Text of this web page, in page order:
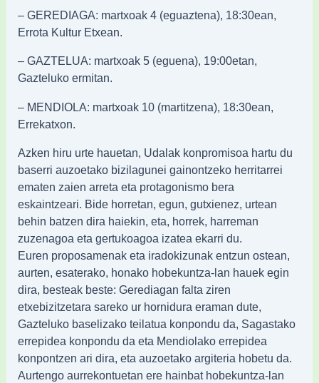
– GEREDIAGA: martxoak 4 (eguaztena), 18:30ean,
Errota Kultur Etxean.
– GAZTELUA: martxoak 5 (eguena), 19:00etan,
Gazteluko ermitan.
– MENDIOLA: martxoak 10 (martitzena), 18:30ean,
Errekatxon.
Azken hiru urte hauetan, Udalak konpromisoa hartu du
baserri auzoetako bizilagunei gainontzeko herritarrei
ematen zaien arreta eta protagonismo bera
eskaintzeari. Bide horretan, egun, gutxienez, urtean
behin batzen dira haiekin, eta, horrek, harreman
zuzenagoa eta gertukoagoa izatea ekarri du.
Euren proposamenak eta iradokizunak entzun ostean,
aurten, esaterako, honako hobekuntza-lan hauek egin
dira, besteak beste: Gerediagan falta ziren
etxebizitzetara sareko ur hornidura eraman dute,
Gazteluko baselizako teilatua konpondu da, Sagastako
errepidea konpondu da eta Mendiolako errepidea
konpontzen ari dira, eta auzoetako argiteria hobetu da.
Aurtengo aurrekontuetan ere hainbat hobekuntza-lan